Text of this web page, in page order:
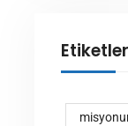
Etiketler